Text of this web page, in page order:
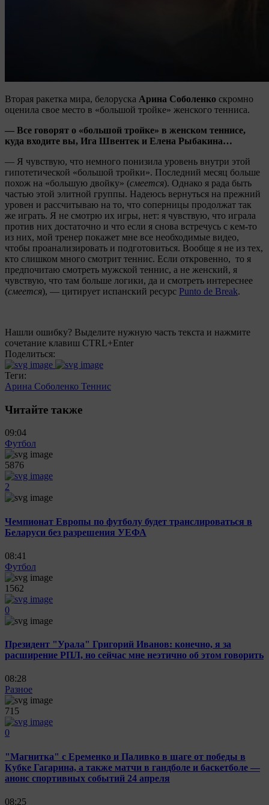
Вторая ракетка мира, белоруска Арина Соболенко скромно
оценила свое место в «большой тройке» женского тенниса.
— Все говорят о «большой тройке» в женском теннисе,
куда входите вы, Ига Швентек и Елена Рыбакина…
— Я чувствую, что немного понизила уровень внутри этой
гипотетической «большой тройки». Последний месяц больше
похож на «большую двойку» (смеется). Однако я рада быть
частью этой элитной группы. Надеюсь вернуться на прежний
уровен и рассчитываю на то, что соперницы продолжат так
же играть. Я не смотрю их игры, нет: я чувствую, что играла
против них достаточно и что если я снова встречусь с кем-то
из них, мой тренер покажет мне все необходимые видео,
чтобы проанализировать и подготовиться. Вообще я не из тех,
кто слишком много смотрит теннис. Если откровенно, то я
предпочитаю смотреть мужской теннис, а не женский, я
чувствую, что там больше логики, да и смотреть интереснее
(смеется), — цитирует испанский ресурс Punto de Break.
Нашли ошибку? Выделите нужную часть текста и нажмите
сочетание клавиш CTRL+Enter
Поделиться:
Теги:
Арина Соболенко Теннис
Читайте также
09:04
Футбол
5876
2
Чемпионат Европы по футболу будет транслироваться в
Беларуси без разрешения УЕФА
08:41
Футбол
1562
0
Президент "Урала" Григорий Иванов: конечно, я за
расширение РПЛ, но сейчас мне неэтично об этом говорить
08:28
Разное
715
0
"Магнитка" с Еременко и Паливко в шаге от победы в
Кубке Гагарина, а также матчи в гандболе и баскетболе —
анонс спортивных событий 24 апреля
08:25